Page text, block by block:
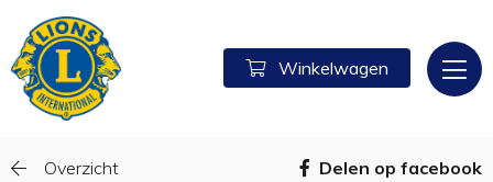
Winkelwagen
Overzicht Delen op facebook